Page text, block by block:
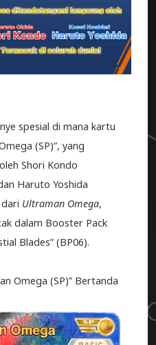
spesial di mana kartu
(SP)”, yang
Shori Kondo
Haruto Yoshida
Ultraman Omega,
dalam Booster Pack
Blades” (BP06).
Omega (SP)” Bertanda